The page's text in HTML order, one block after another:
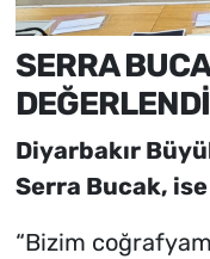
SERRA
Diyarbakır
Serra Bucak,
“Bizim